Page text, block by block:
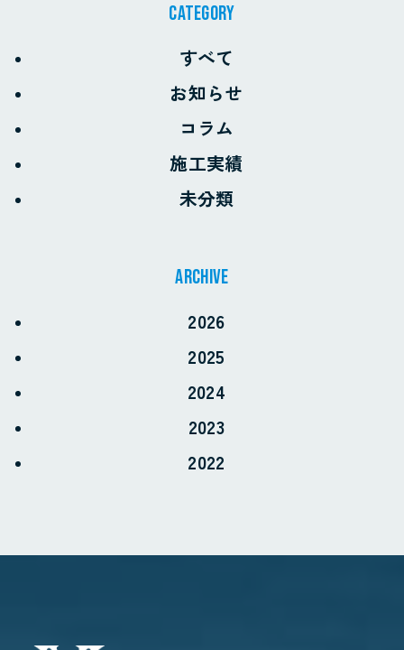
CATEGORY
すべて
お知らせ
コラム
施工実績
未分類
archive
2026
2025
2024
2023
2022